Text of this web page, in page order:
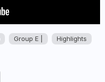
Group E |
Highlights